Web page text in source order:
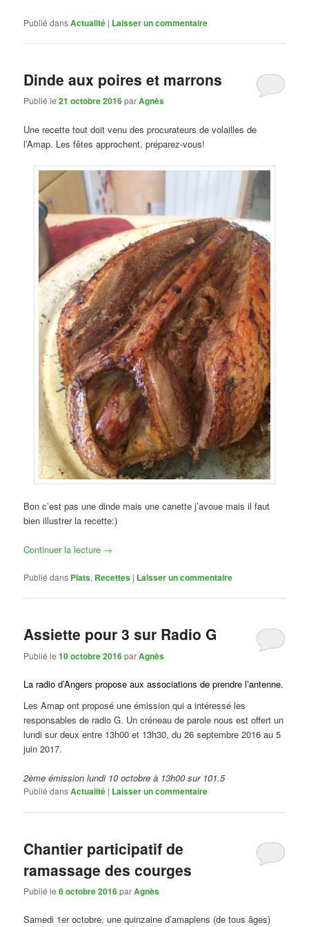
Publié dansActualité | Laisser un commentaire
Dinde aux poires et marrons
Publié le21 octobre 2016parAgnès
Une recette tout doit venu des procurateurs de volailles de
l’Amap. Les fêtes approchent, préparez-vous!
Bon c’est pas une dinde mais une canette j’avoue mais il faut
bien illustrer la recette:)
Continuer la lecture →
Publié dans Plats, Recettes | Laisser un commentaire
Assiette pour 3 sur Radio G
Publié le10 octobre 2016parAgnès
La radio d’Angers propose aux associations de prendre l’antenne.
Les Amap ont proposé une émission qui a intéressé les
responsables de radio G. Un créneau de parole nous est offert un
lundi sur deux entre 13h00 et 13h30, du 26 septembre 2016 au 5
juin 2017.
2ème émission lundi 10 octobre à 13h00 sur 101.5
Publié dansActualité | Laisser un commentaire
Chantier participatif de
ramassage des courges
Publié le6 octobre 2016parAgnès
Samedi 1er octobre, une quinzaine d’amapiens (de tous âges)